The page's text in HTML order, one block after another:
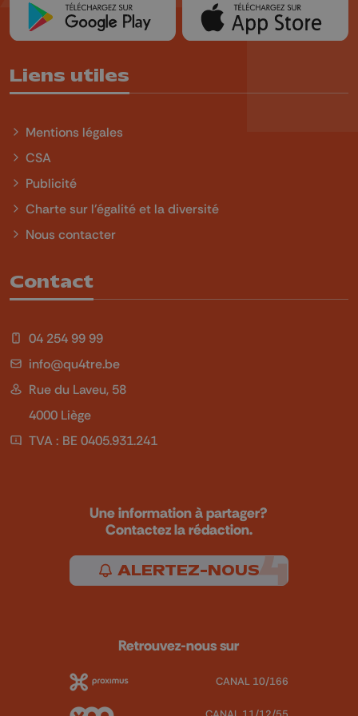
Liens utiles
Mentions légales
CSA
Publicité
Charte sur l'égalité et la diversité
Nous contacter
Contact
04 254 99 99
info@qu4tre.be
Rue du Laveu, 58
4000 Liège
TVA : BE 0405.931.241
Une information à partager?
Contactez la rédaction.
ALERTEZ-NOUS
Retrouvez-nous sur
CANAL 10/166